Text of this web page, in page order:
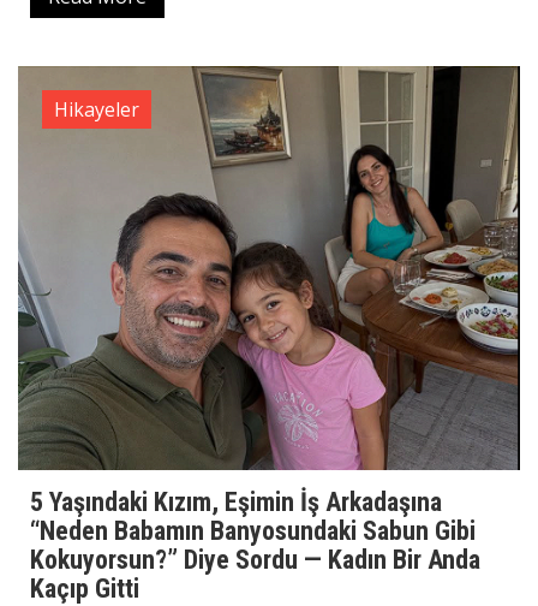
Hikayeler
5 Yaşındaki Kızım, Eşimin İş Arkadaşına
“Neden Babamın Banyosundaki Sabun Gibi
Kokuyorsun?” Diye Sordu — Kadın Bir Anda
Kaçıp Gitti